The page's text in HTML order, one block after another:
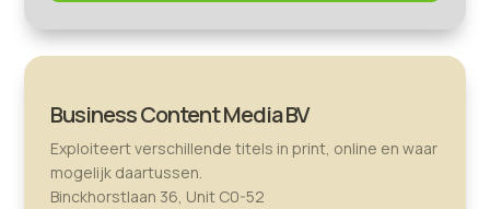
Business Content Media BV
Exploiteert verschillende titels in print, online en waar
mogelijk daartussen.
Binckhorstlaan 36, Unit C0-52